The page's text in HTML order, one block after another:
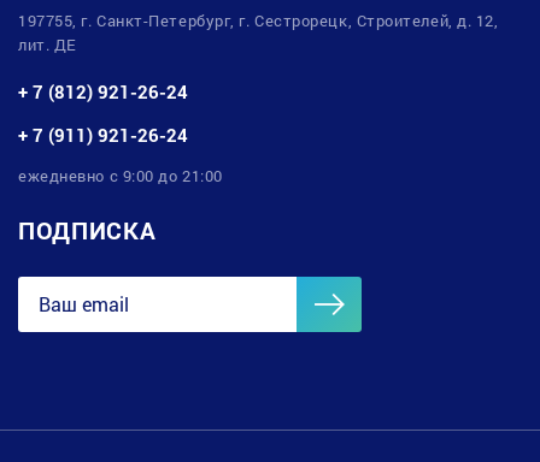
197755, г. Санкт-Петербург, г. Сестрорецк, Строителей, д. 12,
лит. ДЕ
+ 7 (812) 921-26-24
+ 7 (911) 921-26-24
ежедневно с 9:00 до 21:00
ПОДПИСКА